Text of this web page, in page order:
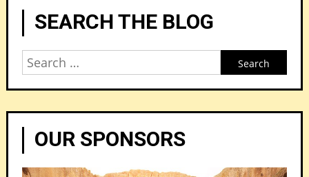
SEARCH THE BLOG
Search
OUR SPONSORS